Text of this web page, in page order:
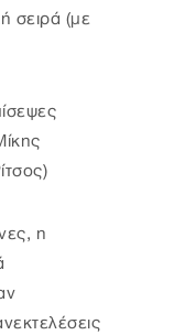
σειρά (με
η